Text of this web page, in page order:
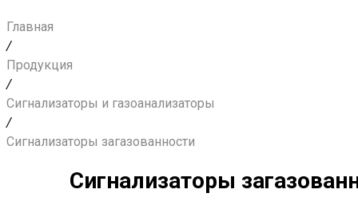
Главная
/
Продукция
/
Сигнализаторы и газоанализаторы
/
Сигнализаторы загазованности
Сигнализаторы